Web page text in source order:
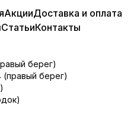
АкцииДоставка и оплата
СтатьиКонтакты
берег)
(правый берег)